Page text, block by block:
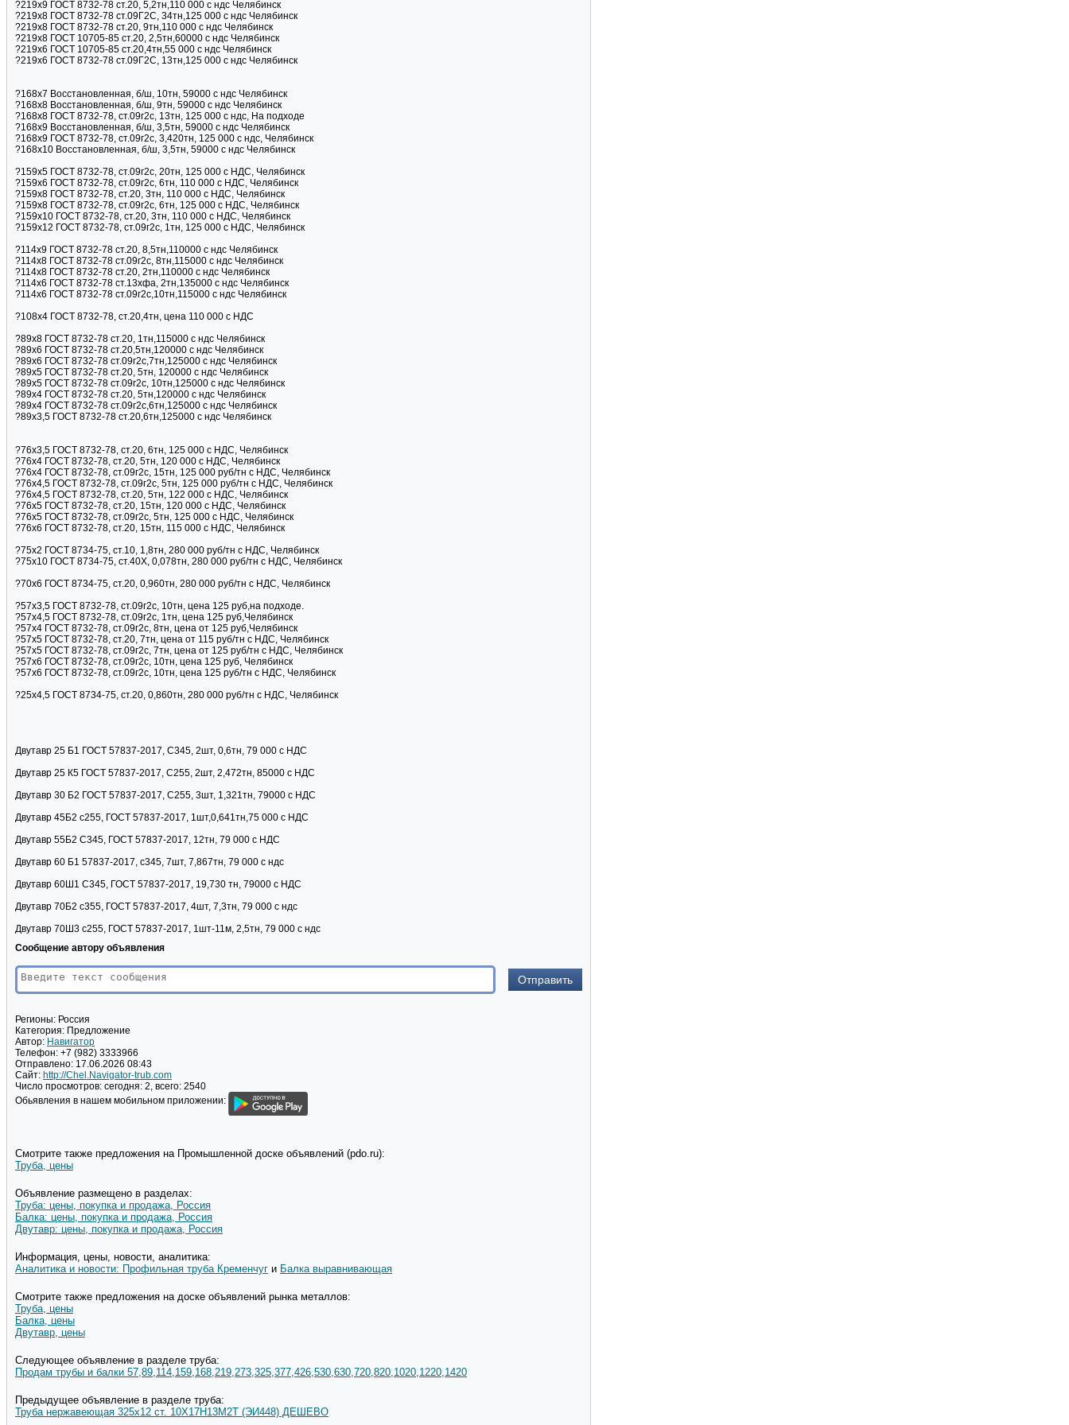
?219х9 ГОСТ 8732-78 ст.20, 5,2тн,110 000 с ндс Челябинск
?219х8 ГОСТ 8732-78 ст.09Г2С, 34тн,125 000 с ндс Челябинск
?219х8 ГОСТ 8732-78 ст.20, 9тн,110 000 с ндс Челябинск
?219х8 ГОСТ 10705-85 ст.20, 2,5тн,60000 с ндс Челябинск
?219х6 ГОСТ 10705-85 ст.20,4тн,55 000 с ндс Челябинск
?219х6 ГОСТ 8732-78 ст.09Г2С, 13тн,125 000 с ндс Челябинск
?168х7 Восстановленная, б/ш, 10тн, 59000 с ндс Челябинск
?168х8 Восстановленная, б/ш, 9тн, 59000 с ндс Челябинск
?168х8 ГОСТ 8732-78, ст.09г2с, 13тн, 125 000 с ндс, На подходе
?168х9 Восстановленная, б/ш, 3,5тн, 59000 с ндс Челябинск
?168х9 ГОСТ 8732-78, ст.09г2с, 3,420тн, 125 000 с ндс, Челябинск
?168х10 Восстановленная, б/ш, 3,5тн, 59000 с ндс Челябинск
?159х5 ГОСТ 8732-78, ст.09г2с, 20тн, 125 000 с НДС, Челябинск
?159х6 ГОСТ 8732-78, ст.09г2с, 6тн, 110 000 с НДС, Челябинск
?159х8 ГОСТ 8732-78, ст.20, 3тн, 110 000 с НДС, Челябинск
?159х8 ГОСТ 8732-78, ст.09г2с, 6тн, 125 000 с НДС, Челябинск
?159х10 ГОСТ 8732-78, ст.20, 3тн, 110 000 с НДС, Челябинск
?159х12 ГОСТ 8732-78, ст.09г2с, 1тн, 125 000 с НДС, Челябинск
?114х9 ГОСТ 8732-78 ст.20, 8,5тн,110000 с ндс Челябинск
?114х8 ГОСТ 8732-78 ст.09г2с, 8тн,115000 с ндс Челябинск
?114х8 ГОСТ 8732-78 ст.20, 2тн,110000 с ндс Челябинск
?114х6 ГОСТ 8732-78 ст.13хфа, 2тн,135000 с ндс Челябинск
?114х6 ГОСТ 8732-78 ст.09г2с,10тн,115000 с ндс Челябинск
?108х4 ГОСТ 8732-78, ст.20,4тн, цена 110 000 с НДС
?89х8 ГОСТ 8732-78 ст.20, 1тн,115000 с ндс Челябинск
?89х6 ГОСТ 8732-78 ст.20,5тн,120000 с ндс Челябинск
?89х6 ГОСТ 8732-78 ст.09г2с,7тн,125000 с ндс Челябинск
?89х5 ГОСТ 8732-78 ст.20, 5тн, 120000 с ндс Челябинск
?89х5 ГОСТ 8732-78 ст.09г2с, 10тн,125000 с ндс Челябинск
?89х4 ГОСТ 8732-78 ст.20, 5тн,120000 с ндс Челябинск
?89х4 ГОСТ 8732-78 ст.09г2с,6тн,125000 с ндс Челябинск
?89х3,5 ГОСТ 8732-78 ст.20,6тн,125000 с ндс Челябинск
?76х3,5 ГОСТ 8732-78, ст.20, 6тн, 125 000 с НДС, Челябинск
?76х4 ГОСТ 8732-78, ст.20, 5тн, 120 000 с НДС, Челябинск
?76х4 ГОСТ 8732-78, ст.09г2с, 15тн, 125 000 руб/тн с НДС, Челябинск
?76х4,5 ГОСТ 8732-78, ст.09г2с, 5тн, 125 000 руб/тн с НДС, Челябинск
?76х4,5 ГОСТ 8732-78, ст.20, 5тн, 122 000 с НДС, Челябинск
?76х5 ГОСТ 8732-78, ст.20, 15тн, 120 000 с НДС, Челябинск
?76х5 ГОСТ 8732-78, ст.09г2с, 5тн, 125 000 с НДС, Челябинск
?76х6 ГОСТ 8732-78, ст.20, 15тн, 115 000 с НДС, Челябинск
?75х2 ГОСТ 8734-75, ст.10, 1,8тн, 280 000 руб/тн с НДС, Челябинск
?75х10 ГОСТ 8734-75, ст.40Х, 0,078тн, 280 000 руб/тн с НДС, Челябинск
?70х6 ГОСТ 8734-75, ст.20, 0,960тн, 280 000 руб/тн с НДС, Челябинск
?57х3,5 ГОСТ 8732-78, ст.09г2с, 10тн, цена 125 руб,на подходе.
?57х4,5 ГОСТ 8732-78, ст.09г2с, 1тн, цена 125 руб,Челябинск
?57х4 ГОСТ 8732-78, ст.09г2с, 8тн, цена от 125 руб,Челябинск
?57х5 ГОСТ 8732-78, ст.20, 7тн, цена от 115 руб/тн с НДС, Челябинск
?57х5 ГОСТ 8732-78, ст.09г2с, 7тн, цена от 125 руб/тн с НДС, Челябинск
?57х6 ГОСТ 8732-78, ст.09г2с, 10тн, цена 125 руб, Челябинск
?57х6 ГОСТ 8732-78, ст.09г2с, 10тн, цена 125 руб/тн с НДС, Челябинск
?25х4,5 ГОСТ 8734-75, ст.20, 0,860тн, 280 000 руб/тн с НДС, Челябинск
Двутавр 25 Б1 ГОСТ 57837-2017, С345, 2шт, 0,6тн, 79 000 с НДС
Двутавр 25 К5 ГОСТ 57837-2017, С255, 2шт, 2,472тн, 85000 с НДС
Двутавр 30 Б2 ГОСТ 57837-2017, С255, 3шт, 1,321тн, 79000 с НДС
Двутавр 45Б2 с255, ГОСТ 57837-2017, 1шт,0,641тн,75 000 с НДС
Двутавр 55Б2 С345, ГОСТ 57837-2017, 12тн, 79 000 с НДС
Двутавр 60 Б1 57837-2017, с345, 7шт, 7,867тн, 79 000 с ндс
Двутавр 60Ш1 С345, ГОСТ 57837-2017, 19,730 тн, 79000 с НДС
Двутавр 70Б2 с355, ГОСТ 57837-2017, 4шт, 7,3тн, 79 000 с ндс
Двутавр 70Ш3 с255, ГОСТ 57837-2017, 1шт-11м, 2,5тн, 79 000 с ндс
Сообщение автору объявления
Регионы: Россия
Категория: Предложение
Автор: Навигатор
Телефон: +7 (982) 3333966
Отправлено: 17.06.2026 08:43
Сайт: http://Chel.Navigator-trub.com
Число просмотров: сегодня: 2, всего: 2540
Обьявления в нашем мобильном приложении:
Смотрите также предложения на Промышленной доске объявлений (pdo.ru):
Труба, цены
Объявление размещено в разделах:
Труба: цены, покупка и продажа, Россия
Балка: цены, покупка и продажа, Россия
Двутавр: цены, покупка и продажа, Россия
Информация, цены, новости, аналитика:
Аналитика и новости: Профильная труба Кременчуг и Балка выравнивающая
Смотрите также предложения на доске объявлений рынка металлов:
Труба, цены
Балка, цены
Двутавр, цены
Следующее объявление в разделе труба:
Продам трубы и балки 57,89,114,159,168,219,273,325,377,426,530,630,720,820,1020,1220,1420
Предыдущее объявление в разделе труба:
Труба нержавеющая 325х12 ст. 10Х17Н13М2Т (ЭИ448) ДЕШЕВО